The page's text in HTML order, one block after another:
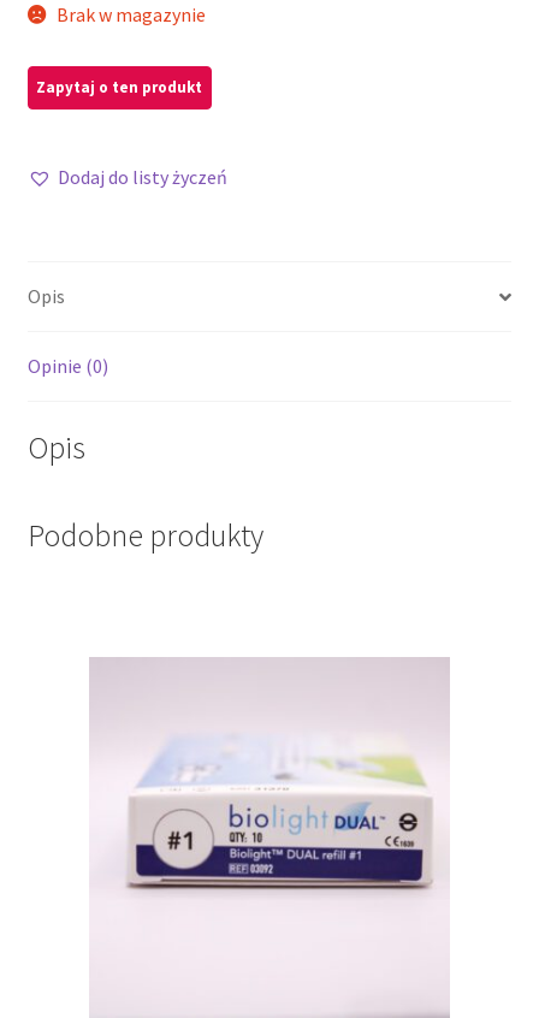
Brak w magazynie
Dodaj do listy życzeń
Opis
Opinie (0)
Opis
Podobne produkty